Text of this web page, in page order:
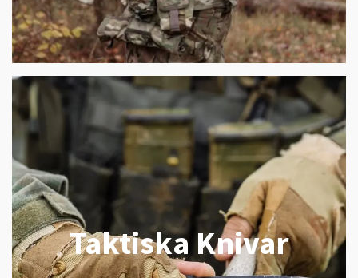
Taktiska Knivar